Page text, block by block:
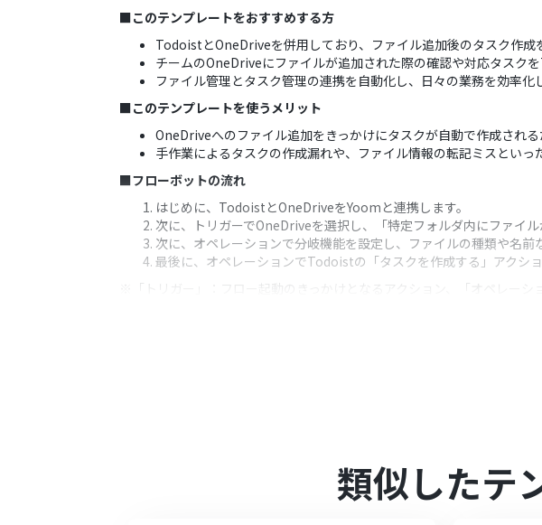
■このテンプレートをおすすめする方
TodoistとOneDriveを併用しており、ファイル追加後のタスク作成
チームのOneDriveにファイルが追加された際の確認や対応タスク
ファイル管理とタスク管理の連携を自動化し、日々の業務を効率化
■このテンプレートを使うメリット
OneDriveへのファイル追加をきっかけにタスクが自動で作成され
手作業によるタスクの作成漏れや、ファイル情報の転記ミスとい
■フローボットの流れ
はじめに、TodoistとOneDriveをYoomと連携します。
次に、トリガーでOneDriveを選択し、「特定フォルダ内にファイ
次に、オペレーションで分岐機能を設定し、ファイルの種類や名
最後に、オペレーションでTodoistの「タスクを作成する」アクシ
※「トリガー」：フロー起動のきっかけとなるアクション、「オペレー
トリガーは5分、10分、15分、30分、60分の間隔で起動間隔を選択
プランによって最短の起動間隔が異なりますので、ご注意ください
分岐はミニプラン以上のプランでご利用いただける機能（オペレ
類似したテ